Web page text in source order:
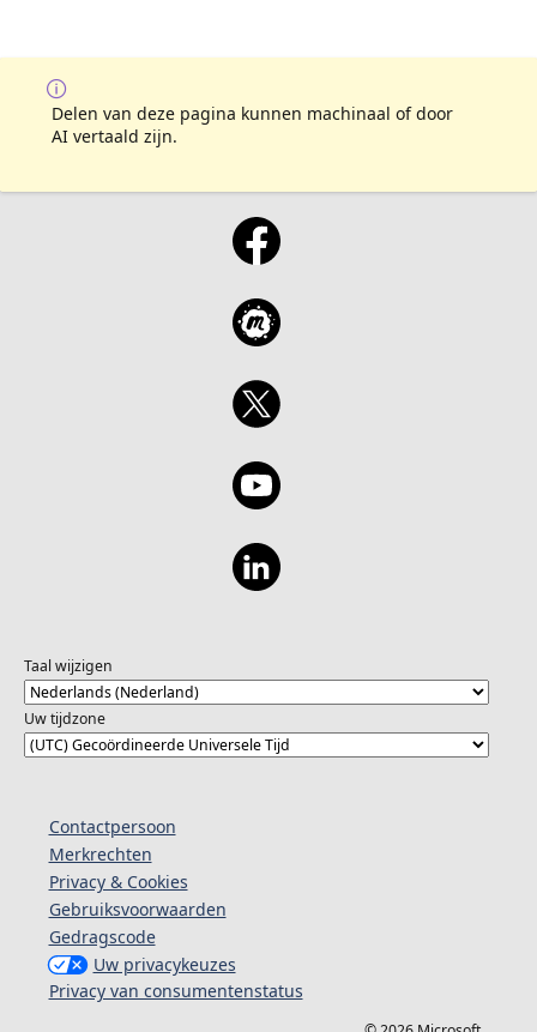
Delen van deze pagina kunnen machinaal of door
AI vertaald zijn.
Taal wijzigen
Uw tijdzone
Contactpersoon
Merkrechten
Privacy & Cookies
Gebruiksvoorwaarden
Gedragscode
Uw privacykeuzes
Privacy van consumentenstatus